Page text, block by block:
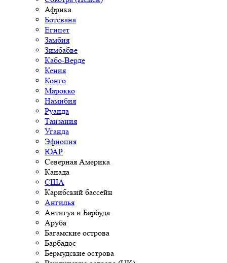
Африка
Ботсвана
Египет
Замбия
Зимбабве
Кабо-Верде
Кения
Конго
Марокко
Намибия
Руанда
Танзания
Уганда
Эфиопия
ЮАР
Северная Америка
Канада
США
Карибский бассейн
Ангилья
Антигуа и Барбуда
Аруба
Багамские острова
Барбадос
Бермудские острова